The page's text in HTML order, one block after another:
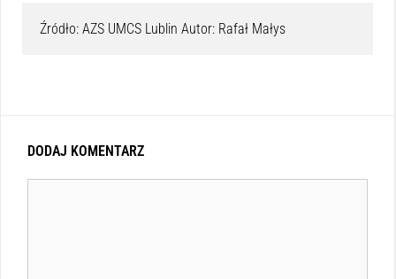
Źródło: AZS UMCS Lublin Autor: Rafał Małys
DODAJ KOMENTARZ